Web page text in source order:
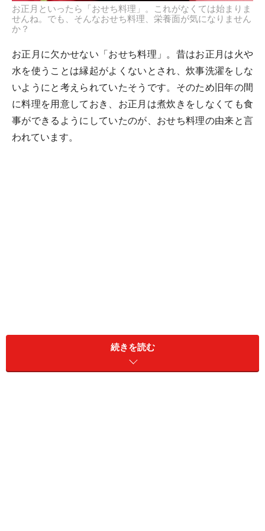
お正月といったら「おせち料理」。これがなくては始まりま
せんね。でも、そんなおせち料理、栄養面が気になりません
か？
お正月に欠かせない「おせち料理」。昔はお正月は火や
水を使うことは縁起がよくないとされ、炊事洗濯をしな
いようにと考えられていたそうです。そのため旧年の間
に料理を用意しておき、お正月は煮炊きをしなくても食
事ができるようにしていたのが、おせち料理の由来と言
われています。
こう考えると「おせち料理」は「作り置き料理」の元
祖。「おせち料理」のおかげでお正月三が日の3日間、
家族の中の誰かが炊事に追われてしまうことがありませ
続きを読む